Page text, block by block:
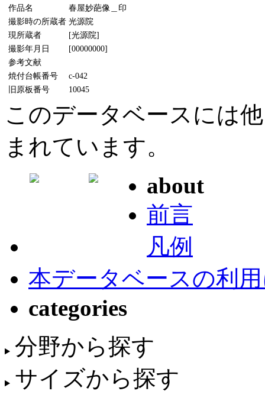
作品名
春屋妙葩像＿印
撮影時の所蔵者 光源院
現所蔵者
[光源院]
撮影年月日
[00000000]
参考文献
焼付台帳番号
c-042
旧原板番号
10045
このデータベースには
まれています。
about
前言
凡例
本データベースの利
categories
分野から探す
サイズから探す